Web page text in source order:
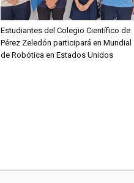
Estudiantes del Colegio Científico de
Pérez Zeledón participará en Mundial
de Robótica en Estados Unidos